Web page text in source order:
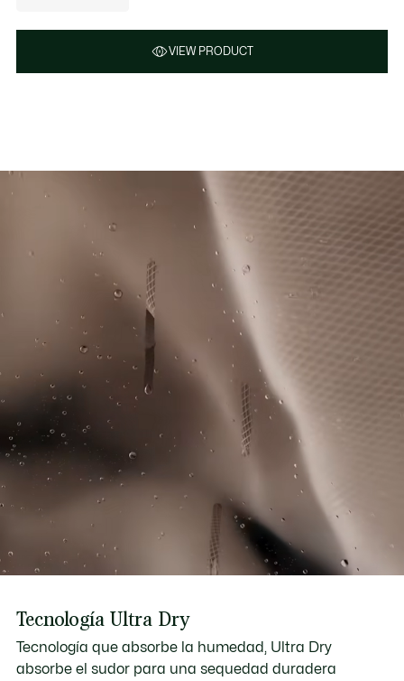
VIEW PRODUCT
Tecnología Ultra Dry
Tecnología que absorbe la humedad, Ultra Dry
absorbe el sudor para una sequedad duradera